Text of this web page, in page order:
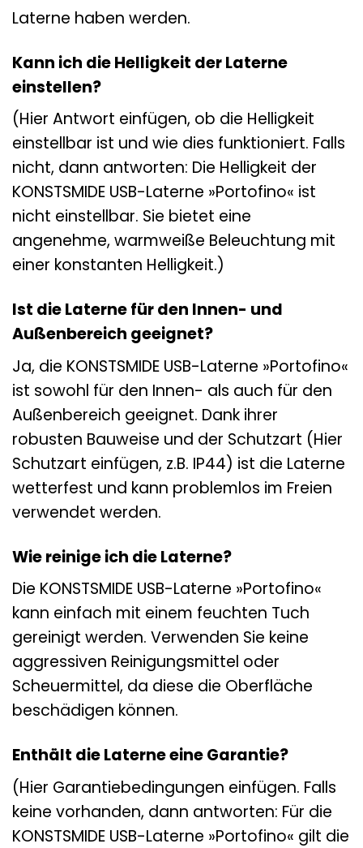
Laterne haben werden.
Kann ich die Helligkeit der Laterne
einstellen?
(Hier Antwort einfügen, ob die Helligkeit
einstellbar ist und wie dies funktioniert. Falls
nicht, dann antworten: Die Helligkeit der
KONSTSMIDE USB-Laterne »Portofino« ist
nicht einstellbar. Sie bietet eine
angenehme, warmweiße Beleuchtung mit
einer konstanten Helligkeit.)
Ist die Laterne für den Innen- und
Außenbereich geeignet?
Ja, die KONSTSMIDE USB-Laterne »Portofino«
ist sowohl für den Innen- als auch für den
Außenbereich geeignet. Dank ihrer
robusten Bauweise und der Schutzart (Hier
Schutzart einfügen, z.B. IP44) ist die Laterne
wetterfest und kann problemlos im Freien
verwendet werden.
Wie reinige ich die Laterne?
Die KONSTSMIDE USB-Laterne »Portofino«
kann einfach mit einem feuchten Tuch
gereinigt werden. Verwenden Sie keine
aggressiven Reinigungsmittel oder
Scheuermittel, da diese die Oberfläche
beschädigen können.
Enthält die Laterne eine Garantie?
(Hier Garantiebedingungen einfügen. Falls
keine vorhanden, dann antworten: Für die
KONSTSMIDE USB-Laterne »Portofino« gilt die